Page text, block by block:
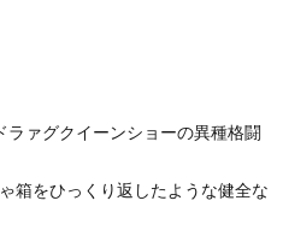
ァグクイーンショーの異種格闘
箱をひっくり返したような健全な